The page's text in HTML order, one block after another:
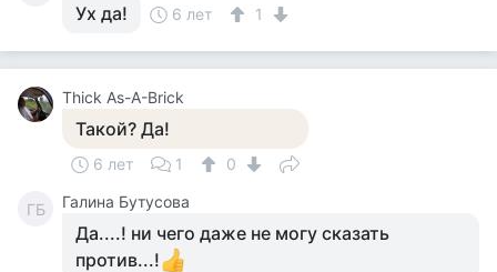
Ух да! 6 лет 1
Thick As-A-Brick
Такой? Да!
6 лет 1 0
ГБ Галина Бутусова
Да....! ни чего даже не могу сказать
против...!